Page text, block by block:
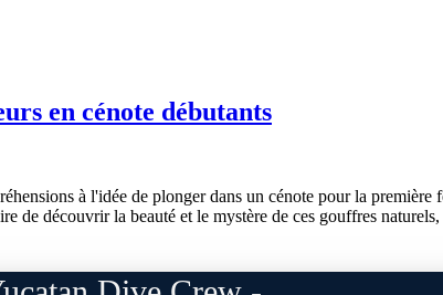
en cénote débutants
à l'idée de plonger dans un cénote pour la
de découvrir la beauté et le mystère de ces gouffres